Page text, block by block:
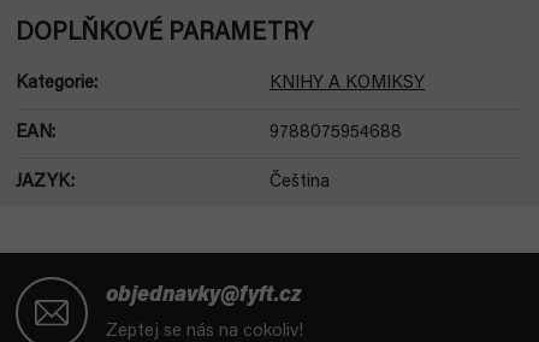
DOPLŇKOVÉ PARAMETRY
Kategorie: KNIHY A KOMIKSY
EAN: 9788075954688
JAZYK: Čeština
objednavky@fyft.cz
Zeptej se nás na cokoliv!